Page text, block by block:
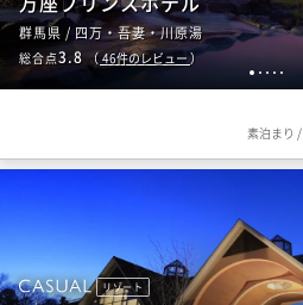
1 2 3 4 5
群馬県 / 四万・吾妻・川原湯
総合点3.8（46件のレビュー）
素泊まり /
リゾート